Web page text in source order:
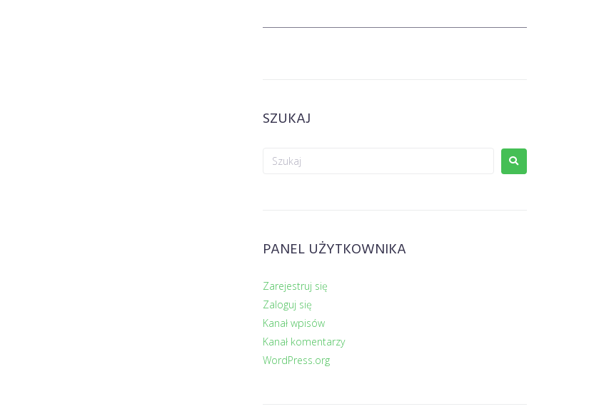
SZUKAJ
PANEL UŻYTKOWNIKA
Zarejestruj się
Zaloguj się
Kanał wpisów
Kanał komentarzy
WordPress.org